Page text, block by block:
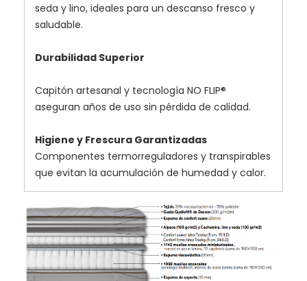
seda y lino, ideales para un descanso fresco y
saludable.
Durabilidad Superior
Capitón artesanal y tecnología NO FLIP®
aseguran años de uso sin pérdida de calidad.
Higiene y Frescura Garantizadas
Componentes termorreguladores y transpirables
que evitan la acumulación de humedad y calor.